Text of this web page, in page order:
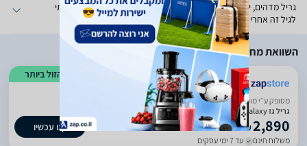
גריל מדהים, יציב וחזק.מבערים המפזרים את החום באופן אחיד.עברתי
לגיל זה אחרי שהתייאשתי מוובר
השוואת מחירים
הזול ביותר
ביטחון בשירות
מסופק ע״י מוכר חיצוני
גריל ‏גז Galaxy גריל גז 3 מבערים מדפים מתקפלים Coleman יבואן רשמי
₪2,890
משלוח חינם עד 7 ימי עסקים
קנו עכשיו